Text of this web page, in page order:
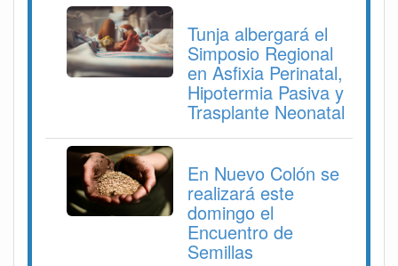
Tunja albergará el
Simposio Regional
en Asfixia Perinatal,
Hipotermia Pasiva y
Trasplante Neonatal
En Nuevo Colón se
realizará este
domingo el
Encuentro de
Semillas